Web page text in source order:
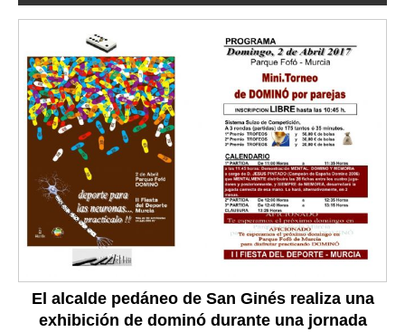
El alcalde pedáneo de San Ginés realiza una
exhibición de dominó durante una jornada